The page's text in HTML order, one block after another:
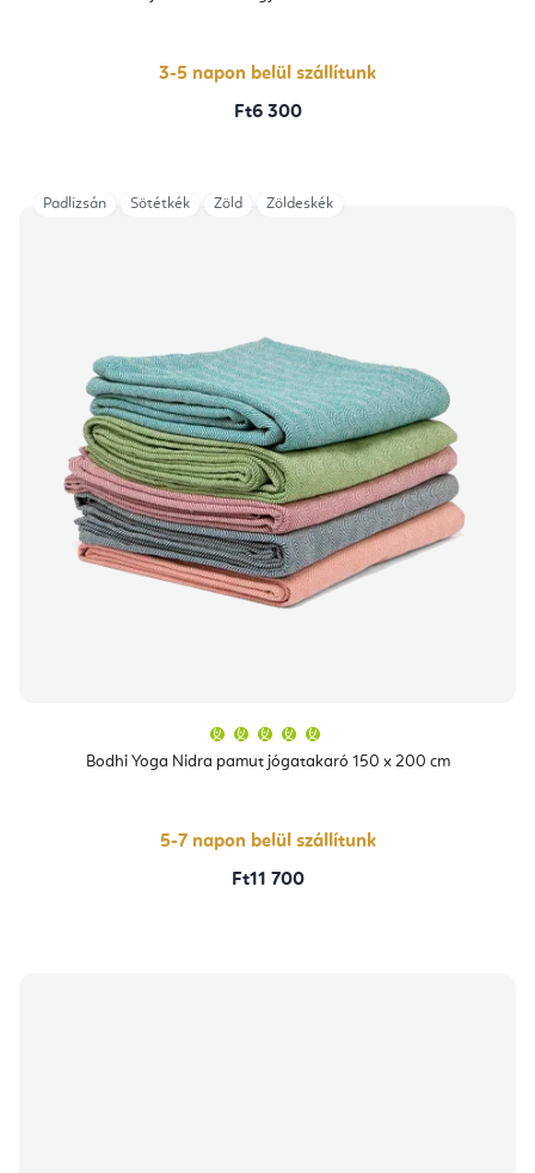
3-5 napon belül szállítunk
Ft6 300
Bodhi Yoga Nidra pamut jógatakaró 150 x 200 cm
átlagos
értékelése
csillag.
5-7 napon belül szállítunk
Ft11 700
Padlizsán Sötétkék Zöld Zöldeskék